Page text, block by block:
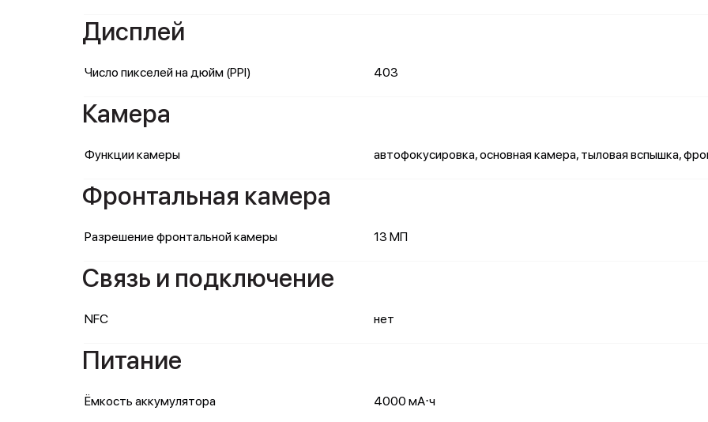
Дисплей
Число пикселей на дюйм (PPI) 403
Камера
Функции камеры автофокусировка, основная камера, тыловая вспышка,
Фронтальная камера
Разрешение фронтальной камеры 13 МП
Связь и подключение
NFC нет
Питание
Ёмкость аккумулятора 4000 мА⋅ч